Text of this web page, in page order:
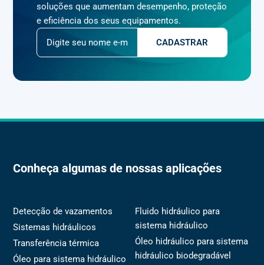
soluções que aumentam desempenho, proteção
e eficiência dos seus equipamentos.
Conheça algumas de nossas aplicações
Detecção de vazamentos
Sistemas hidráulicos
Transferência térmica
Óleo para sistema hidráulico
Fluido hidráulico para
sistema hidráulico
Óleo hidráulico para sistema
hidráulico biodegradável